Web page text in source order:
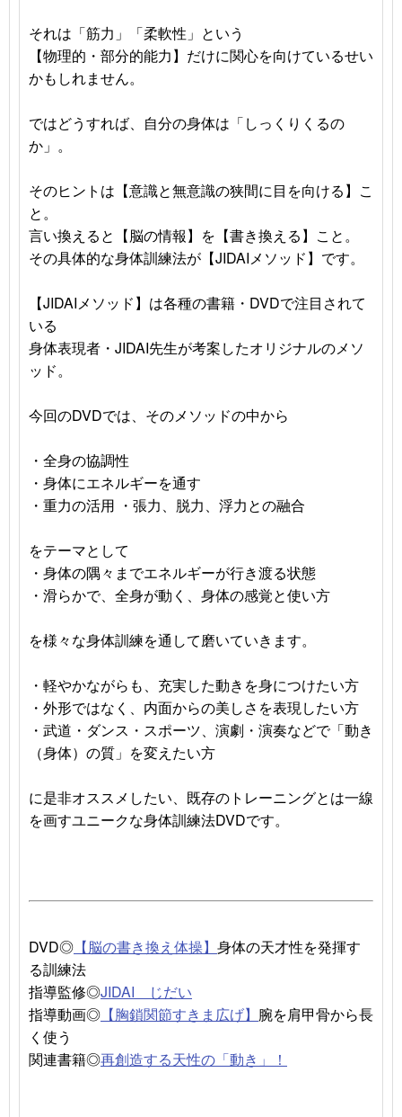
それは「筋力」「柔軟性」という
【物理的・部分的能力】だけに関心を向けているせい
かもしれません。
ではどうすれば、自分の身体は「しっくりくるの
か」。
そのヒントは【意識と無意識の狭間に目を向ける】こ
と。
言い換えると【脳の情報】を【書き換える】こと。
その具体的な身体訓練法が【JIDAIメソッド】です。
【JIDAIメソッド】は各種の書籍・DVDで注目されて
いる
身体表現者・JIDAI先生が考案したオリジナルのメソ
ッド。
今回のDVDでは、そのメソッドの中から
・全身の協調性
・身体にエネルギーを通す
・重力の活用 ・張力、脱力、浮力との融合
をテーマとして
・身体の隅々までエネルギーが行き渡る状態
・滑らかで、全身が動く、身体の感覚と使い方
を様々な身体訓練を通して磨いていきます。
・軽やかながらも、充実した動きを身につけたい方
・外形ではなく、内面からの美しさを表現したい方
・武道・ダンス・スポーツ、演劇・演奏などで「動き
（身体）の質」を変えたい方
に是非オススメしたい、既存のトレーニングとは一線
を画すユニークな身体訓練法DVDです。
DVD◎ 【脳の書き換え体操】 身体の天才性を発揮す
る訓練法
指導監修◎JIDAI じだい
指導動画◎ 【胸鎖関節すきま広げ】 腕を肩甲骨から長
く使う
関連書籍◎再創造する天性の「動き」！